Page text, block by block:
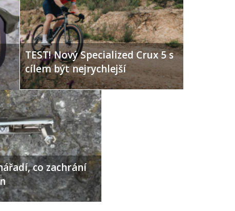
TEST! Nový Specialized Crux 5 s
cílem být nejrychlejší
co zachrání